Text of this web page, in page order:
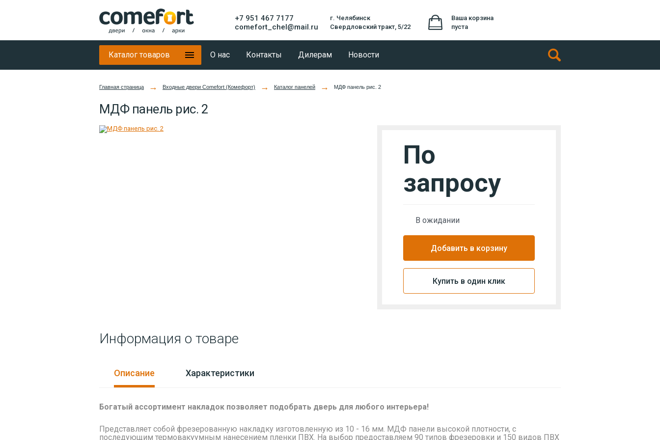
+7 951 467 7177
comefort_chel@mail.ru
г. Челябинск
Свердловский тракт, 5/22
Ваша корзина
пуста
Каталог товаров О нас Контакты Дилерам Новости
Главная страница → Входные двери Comefort (Комефорт) → Каталог панелей → МДФ панель рис. 2
МДФ панель рис. 2
По
запросу
В ожидании
Добавить в корзину
Купить в один клик
Информация о товаре
Описание Характеристики
Богатый ассортимент накладок позволяет подобрать дверь для любого интерьера!
Представляет собой фрезерованную накладку изготовленную из 10 - 16 мм. МДФ панели высокой плотности, с
последующим термовакуумным нанесением пленки ПВХ. На выбор предоставляем 90 типов фрезеровки и 150 видов ПВХ